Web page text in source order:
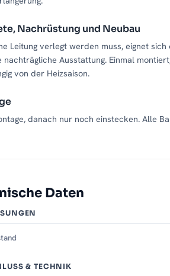
Nachrüstung und Neubau
Leitung verlegt werden muss, eignet
nachträgliche Ausstattung. Einmal
von der Heizsaison.
danach nur noch einstecken. Alle
Daten
& TECHNIK